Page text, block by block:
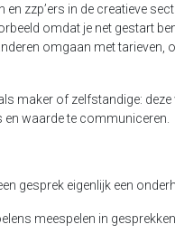
zzp’ers in de creatieve
omdat je net gestart
omgaan met tarieven,
maker of zelfstandige:
waarde te communiceren.
gesprek eigenlijk een
meespelen in